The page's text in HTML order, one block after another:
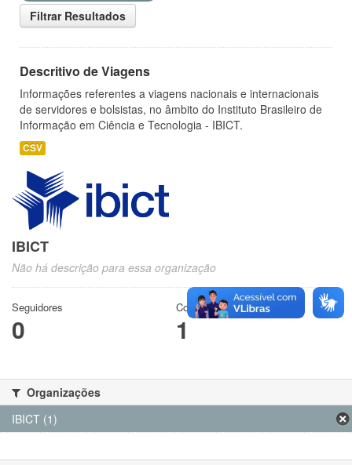
Filtrar Resultados
Descritivo de Viagens
Informações referentes a viagens nacionais e internacionais
de servidores e bolsistas, no âmbito do Instituto Brasileiro de
Informação em Ciência e Tecnologia - IBICT.
CSV
IBICT
Não há descrição para essa organização
Seguidores
0
Conjuntos de dados
1
Organizações
IBICT (1)